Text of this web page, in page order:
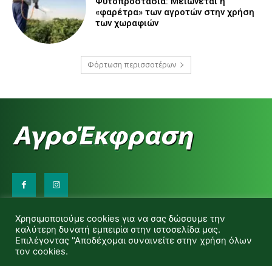
«φαρέτρα» των αγροτών στην χρήση
των χωραφιών
Φόρτωση περισσοτέρων
Επικοινωνήστε μαζί μας:
d.makas@yahoo.gr
info@agrofitro.gr
Μακάς Ντίνος
Χρησιμοποιούμε cookies για να σας δώσουμε την
καλύτερη δυνατή εμπειρία στην ιστοσελίδα μας.
Επιλέγοντας "Αποδέχομαι συναινείτε στην χρήση όλων
τον cookies.